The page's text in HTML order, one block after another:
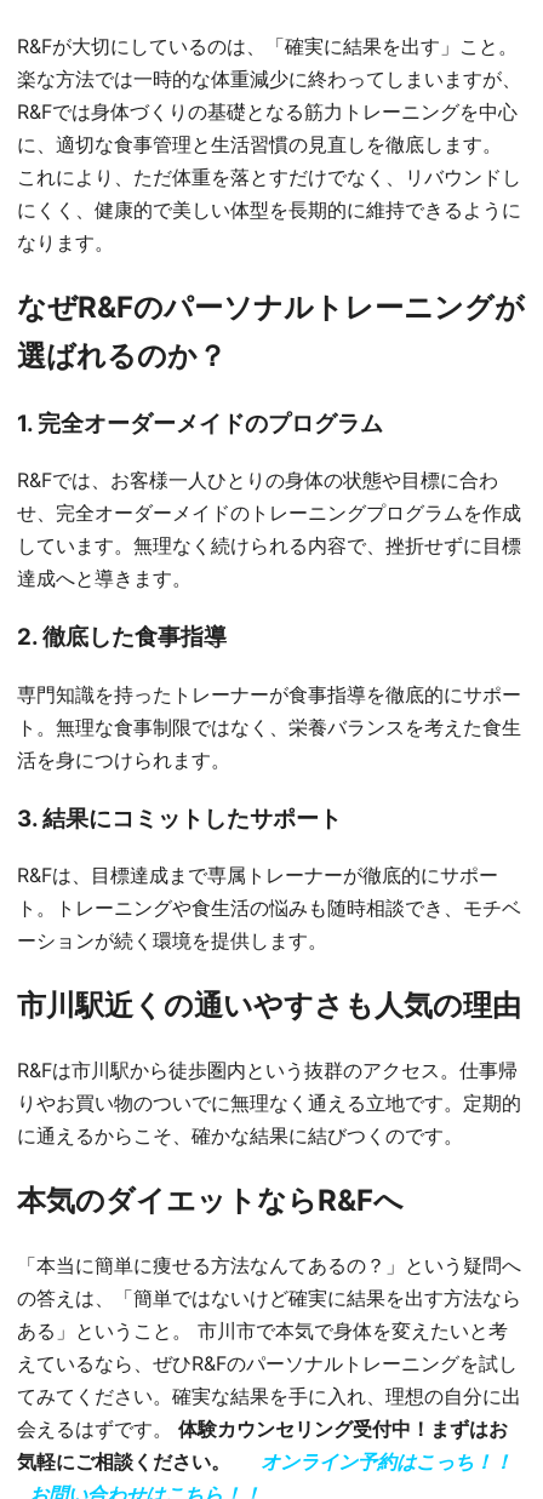
R&Fが大切にしているのは、「確実に結果を出す」こと。
楽な方法では一時的な体重減少に終わってしまいますが、
R&Fでは身体づくりの基礎となる筋力トレーニングを中心
に、適切な食事管理と生活習慣の見直しを徹底します。
これにより、ただ体重を落とすだけでなく、リバウンドし
にくく、健康的で美しい体型を長期的に維持できるように
なります。
なぜR&Fのパーソナルトレーニングが
選ばれるのか？
1. 完全オーダーメイドのプログラム
R&Fでは、お客様一人ひとりの身体の状態や目標に合わ
せ、完全オーダーメイドのトレーニングプログラムを作成
しています。無理なく続けられる内容で、挫折せずに目標
達成へと導きます。
2. 徹底した食事指導
専門知識を持ったトレーナーが食事指導を徹底的にサポー
ト。無理な食事制限ではなく、栄養バランスを考えた食生
活を身につけられます。
3. 結果にコミットしたサポート
R&Fは、目標達成まで専属トレーナーが徹底的にサポー
ト。トレーニングや食生活の悩みも随時相談でき、モチベ
ーションが続く環境を提供します。
市川駅近くの通いやすさも人気の理由
R&Fは市川駅から徒歩圏内という抜群のアクセス。仕事帰
りやお買い物のついでに無理なく通える立地です。定期的
に通えるからこそ、確かな結果に結びつくのです。
本気のダイエットならR&Fへ
「本当に簡単に痩せる方法なんてあるの？」という疑問へ
の答えは、「簡単ではないけど確実に結果を出す方法なら
ある」ということ。 市川市で本気で身体を変えたいと考
えているなら、ぜひR&Fのパーソナルトレーニングを試し
てみてください。確実な結果を手に入れ、理想の自分に出
会えるはずです。 体験カウンセリング受付中！まずはお
気軽にご相談ください。
オンライン予約はこっち！！
お問い合わせはこちら！！